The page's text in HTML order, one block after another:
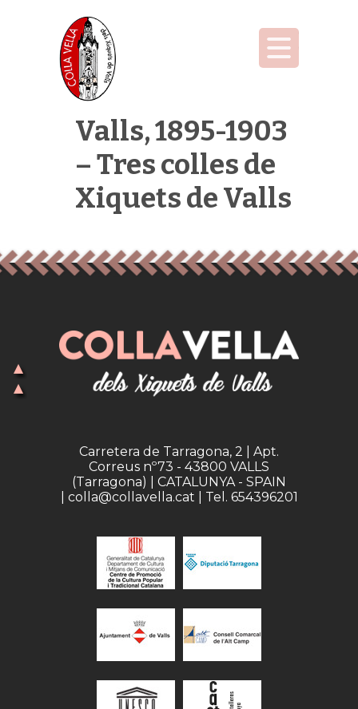
Valls, 1895-1903
– Tres colles de
Xiquets de Valls
Carretera de Tarragona, 2 | Apt.
Correus nº73 - 43800 VALLS
(Tarragona) | CATALUNYA - SPAIN
| colla@collavella.cat | Tel. 654396201